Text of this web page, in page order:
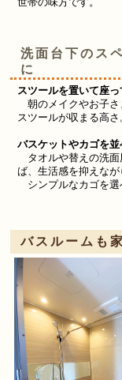
洗面台下のス
に
スツールを置いて座
朝のメイクやお子さ
スツールが収まる高さ
バスケットやカゴを
タオルや替えの洗面
ば、生活感を抑えなが
シンプルなカゴを選
バスルームも